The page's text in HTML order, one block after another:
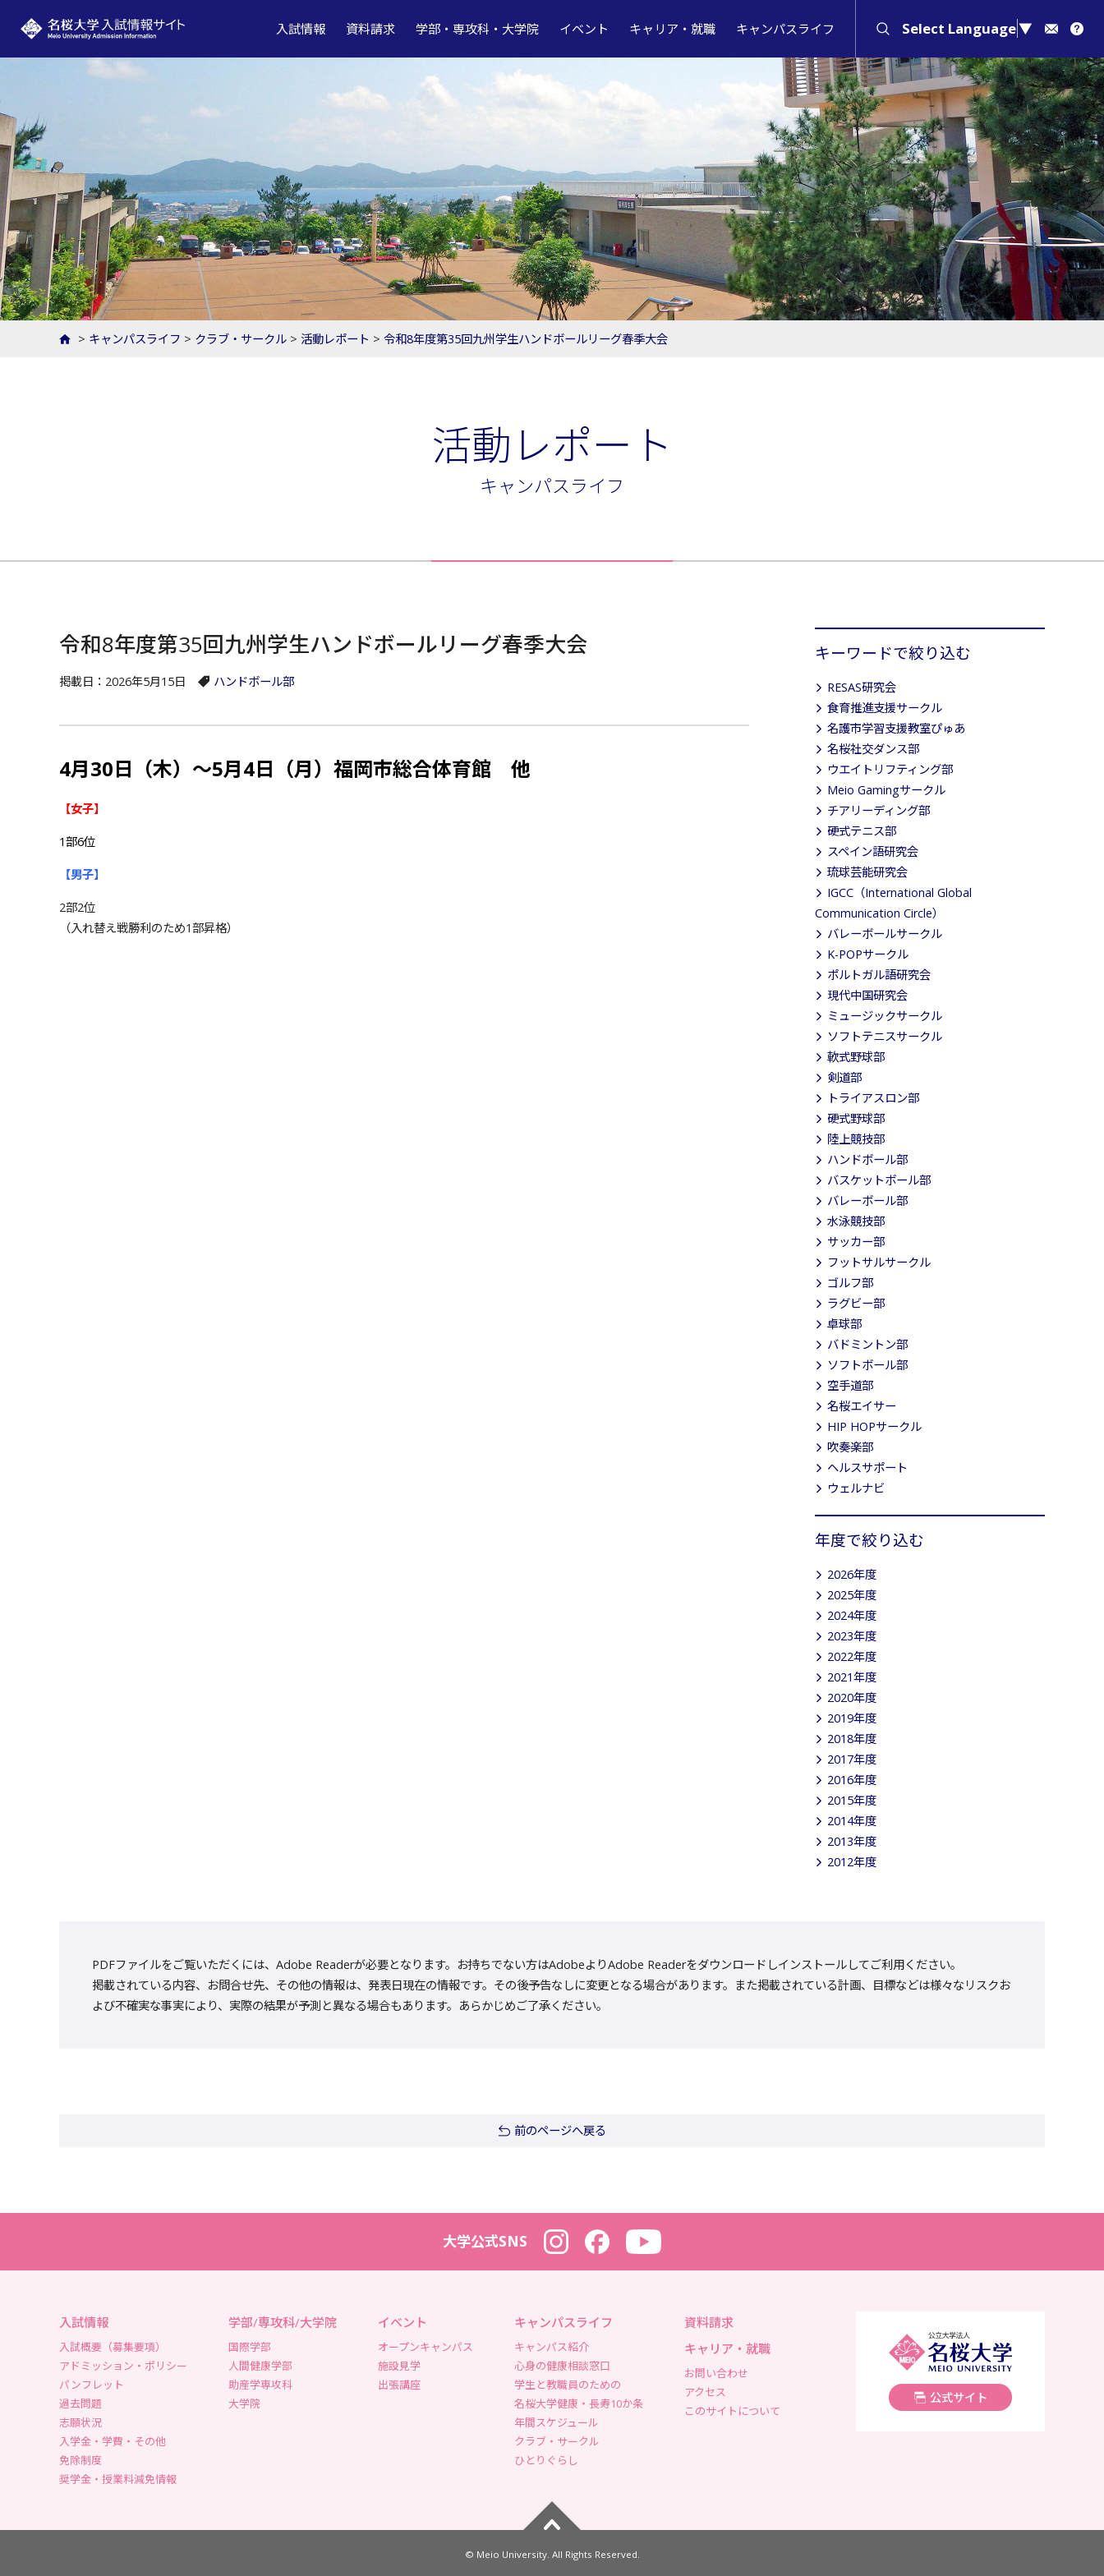
名桜大学 入試情報サイト
入試情報 資料請求 学部・専攻科・大学院 イベント キャリア・就職 キャンパスライフ Select Language▼
> キャンパスライフ > クラブ・サークル > 活動レポート > 令和8年度第35回九州学生ハンドボールリーグ春季大会
活動レポート
キャンパスライフ
令和8年度第35回九州学生ハンドボールリーグ春季大会
掲載日：2026年5月15日 ハンドボール部
4月30日（木）～5月4日（月）福岡市総合体育館 他
【女子】
1部6位
【男子】
2部2位
（入れ替え戦勝利のため1部昇格）
キーワードで絞り込む
RESAS研究会
食育推進支援サークル
名護市学習支援教室ぴゅあ
名桜社交ダンス部
ウエイトリフティング部
Meio Gamingサークル
チアリーディング部
硬式テニス部
スペイン語研究会
琉球芸能研究会
IGCC（International Global
Communication Circle）
バレーボールサークル
K-POPサークル
ポルトガル語研究会
現代中国研究会
ミュージックサークル
ソフトテニスサークル
軟式野球部
剣道部
トライアスロン部
硬式野球部
陸上競技部
ハンドボール部
バスケットボール部
バレーボール部
水泳競技部
サッカー部
フットサルサークル
ゴルフ部
ラグビー部
卓球部
バドミントン部
ソフトボール部
空手道部
名桜エイサー
HIP HOPサークル
吹奏楽部
ヘルスサポート
ウェルナビ
年度で絞り込む
2026年度
2025年度
2024年度
2023年度
2022年度
2021年度
2020年度
2019年度
2018年度
2017年度
2016年度
2015年度
2014年度
2013年度
2012年度
PDFファイルをご覧いただくには、Adobe Readerが必要となります。お持ちでない方はAdobeよりAdobe Readerをダウンロードしインストールしてご利用ください。
掲載されている内容、お問合せ先、その他の情報は、発表日現在の情報です。その後予告なしに変更となる場合があります。また掲載されている計画、目標などは様々なリスクお
よび不確実な事実により、実際の結果が予測と異なる場合もあります。あらかじめご了承ください。
前のページへ戻る
大学公式SNS InstagramFacebook
入試情報
入試概要（募集要項）
アドミッション・ポリシー
パンフレット
過去問題
志願状況
入学金・学費・その他
免除制度
奨学金・授業料減免情報
学部/専攻科/大学院
国際学部
人間健康学部
助産学専攻科
大学院
イベント
オープンキャンパス
施設見学
出張講座
キャンパスライフ
キャンパス紹介
心身の健康相談窓口
学生と教職員のための
名桜大学健康・長寿10か条
年間スケジュール
クラブ・サークル
ひとりぐらし
資料請求
キャリア・就職
お問い合わせ
アクセス
このサイトについて
公式サイト
© Meio University. All Rights Reserved.